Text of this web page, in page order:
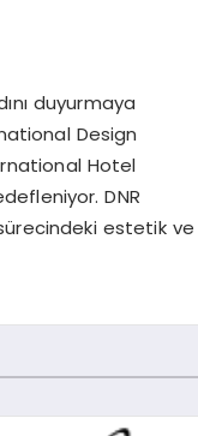
duyurmaya
Design
Hotel
DNR
estetik ve